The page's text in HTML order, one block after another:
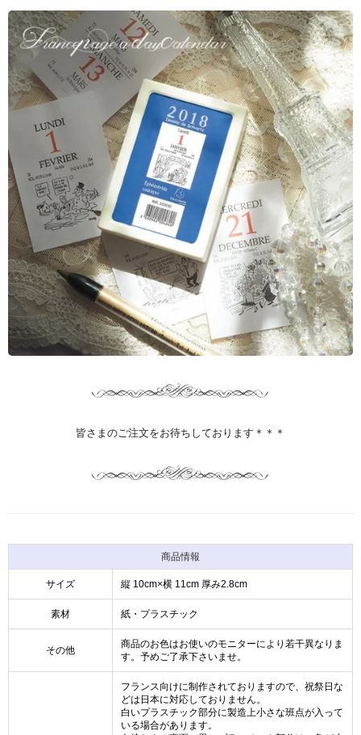
皆さまのご注文をお待ちしております＊＊＊
商品情報
サイズ 縦 10cm×横 11cm 厚み2.8cm
素材 紙・プラスチック
その他
商品のお色はお使いのモニターにより若干異なりま
す。予めご了承下さいませ。
フランス向けに制作されておりますので、祝祭日な
どは日本に対応しておりません。
白いプラスチック部分に製造上小さな班点が入って
いる場合があります。